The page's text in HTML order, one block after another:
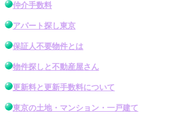
仲介手数料
アパート探し東京
保証人不要物件とは
物件探し と不動産屋さん
更新料と更新手数料について
東京の土地・マンション・一戸建て